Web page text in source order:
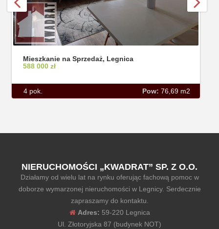
Mieszkanie na Sprzedaż, Legnica
588 000 zł
4 pok. Pow: 76,69 m2
NIERUCHOMOŚCI „KWADRAT” SP. Z O.O.
Działamy od wielu lat na rynku oferując fachową pomoc w
doborze wymarzonej nieruchomości w Legnicy. Serdecznie
zapraszamy do kontaktu.
Adres: 59-220 Legnica
Ul. Złotoryjska 87 (budynek NOT)